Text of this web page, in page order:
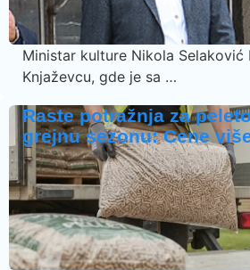
Ministar kulture Nikola Selaković
Knjaževcu, gde je sa …
Raste potražnja za
grejnu sezonu: Cene